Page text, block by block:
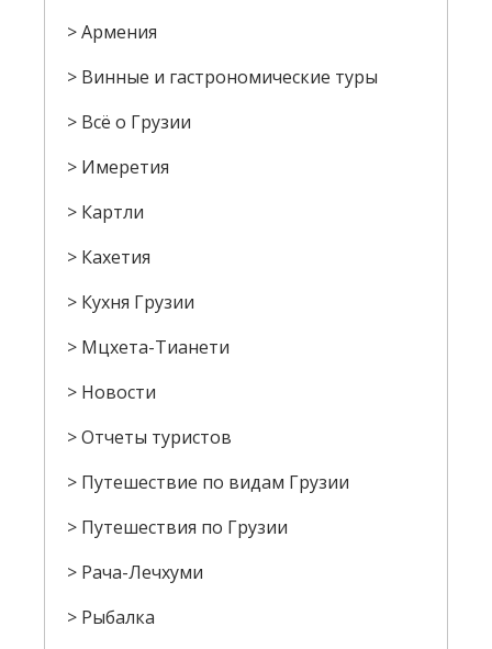
Армения
Винные и гастрономические туры
Всё о Грузии
Имеретия
Картли
Кахетия
Кухня Грузии
Мцхета-Тианети
Новости
Отчеты туристов
Путешествие по видам Грузии
Путешествия по Грузии
Рача-Лечхуми
Рыбалка